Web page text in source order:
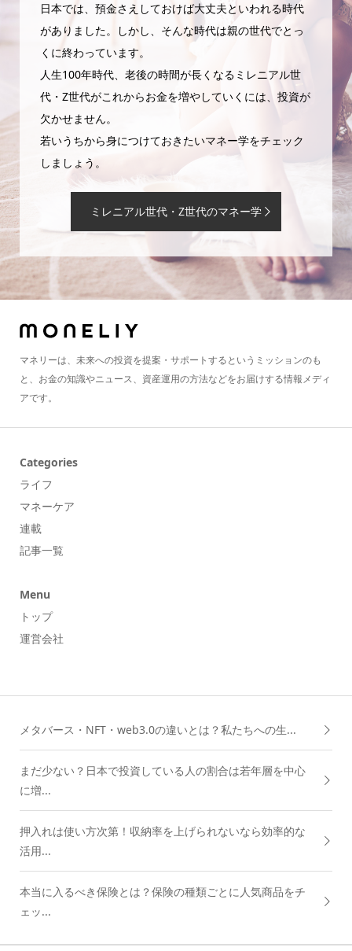
日本では、預金さえしておけば大丈夫といわれる時代
がありました。しかし、そんな時代は親の世代でとっ
くに終わっています。
人生100年時代、老後の時間が長くなるミレニアル世
代・Z世代がこれからお金を増やしていくには、投資が
欠かせません。
若いうちから身につけておきたいマネー学をチェック
しましょう。
ミレニアル世代・Z世代のマネー学
マネリーは、未来への投資を提案・サポートするというミッションのも
と、お金の知識やニュース、資産運用の方法などをお届けする情報メディ
アです。
Categories
ライフ
マネーケア
連載
記事一覧
Menu
トップ
運営会社
メタバース・NFT・web3.0の違いとは？私たちへの生...
まだ少ない？日本で投資している人の割合は若年層を中心
に増...
押入れは使い方次第！収納率を上げられないなら効率的な
活用...
本当に入るべき保険とは？保険の種類ごとに人気商品をチ
ェッ...